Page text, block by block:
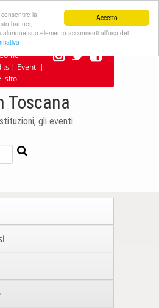
Accetto
la
banner,
suo elemento acconsenti all’uso dei
| Eventi |
sito
Toscana
gli eventi